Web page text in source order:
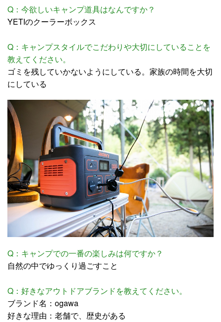
Q：今欲しいキャンプ道具はなんですか？
YETIのクーラーボックス
Q：キャンプスタイルでこだわりや大切にしていることを
教えてください。
ゴミを残していかないようにしている。家族の時間を大切
にしている
Q：キャンプでの一番の楽しみは何ですか？
自然の中でゆっくり過ごすこと
Q：好きなアウトドアブランドを教えてください。
ブランド名：ogawa
好きな理由：老舗で、歴史がある